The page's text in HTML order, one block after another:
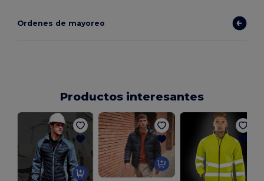
Ordenes de mayoreo
Productos interesantes